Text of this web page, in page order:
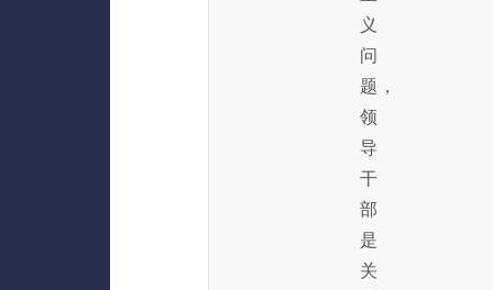
义
问
题，
领
导
干
部
是
关